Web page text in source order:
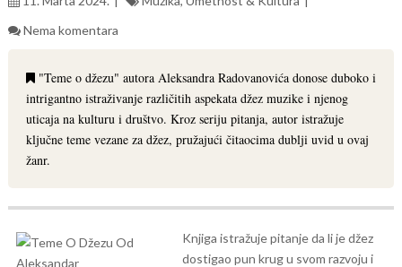
Nema komentara
"Teme o džezu" autora Aleksandra Radovanovića donose duboko i
intrigantno istraživanje različitih aspekata džez muzike i njenog
uticaja na kulturu i društvo. Kroz seriju pitanja, autor istražuje
ključne teme vezane za džez, pružajući čitaocima dublji uvid u ovaj
žanr.
Knjiga istražuje pitanje da li je džez
dostigao pun krug u svom razvoju i